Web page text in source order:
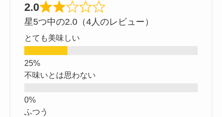
2.0
星5つ中の2.0（4人のレビュー）
とても美味しい
不味いとは思わない
ふつう